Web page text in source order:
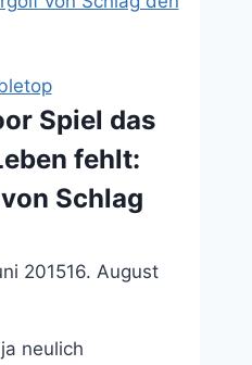
Spiel das
fehlt:
Schlag
201516. August
neulich